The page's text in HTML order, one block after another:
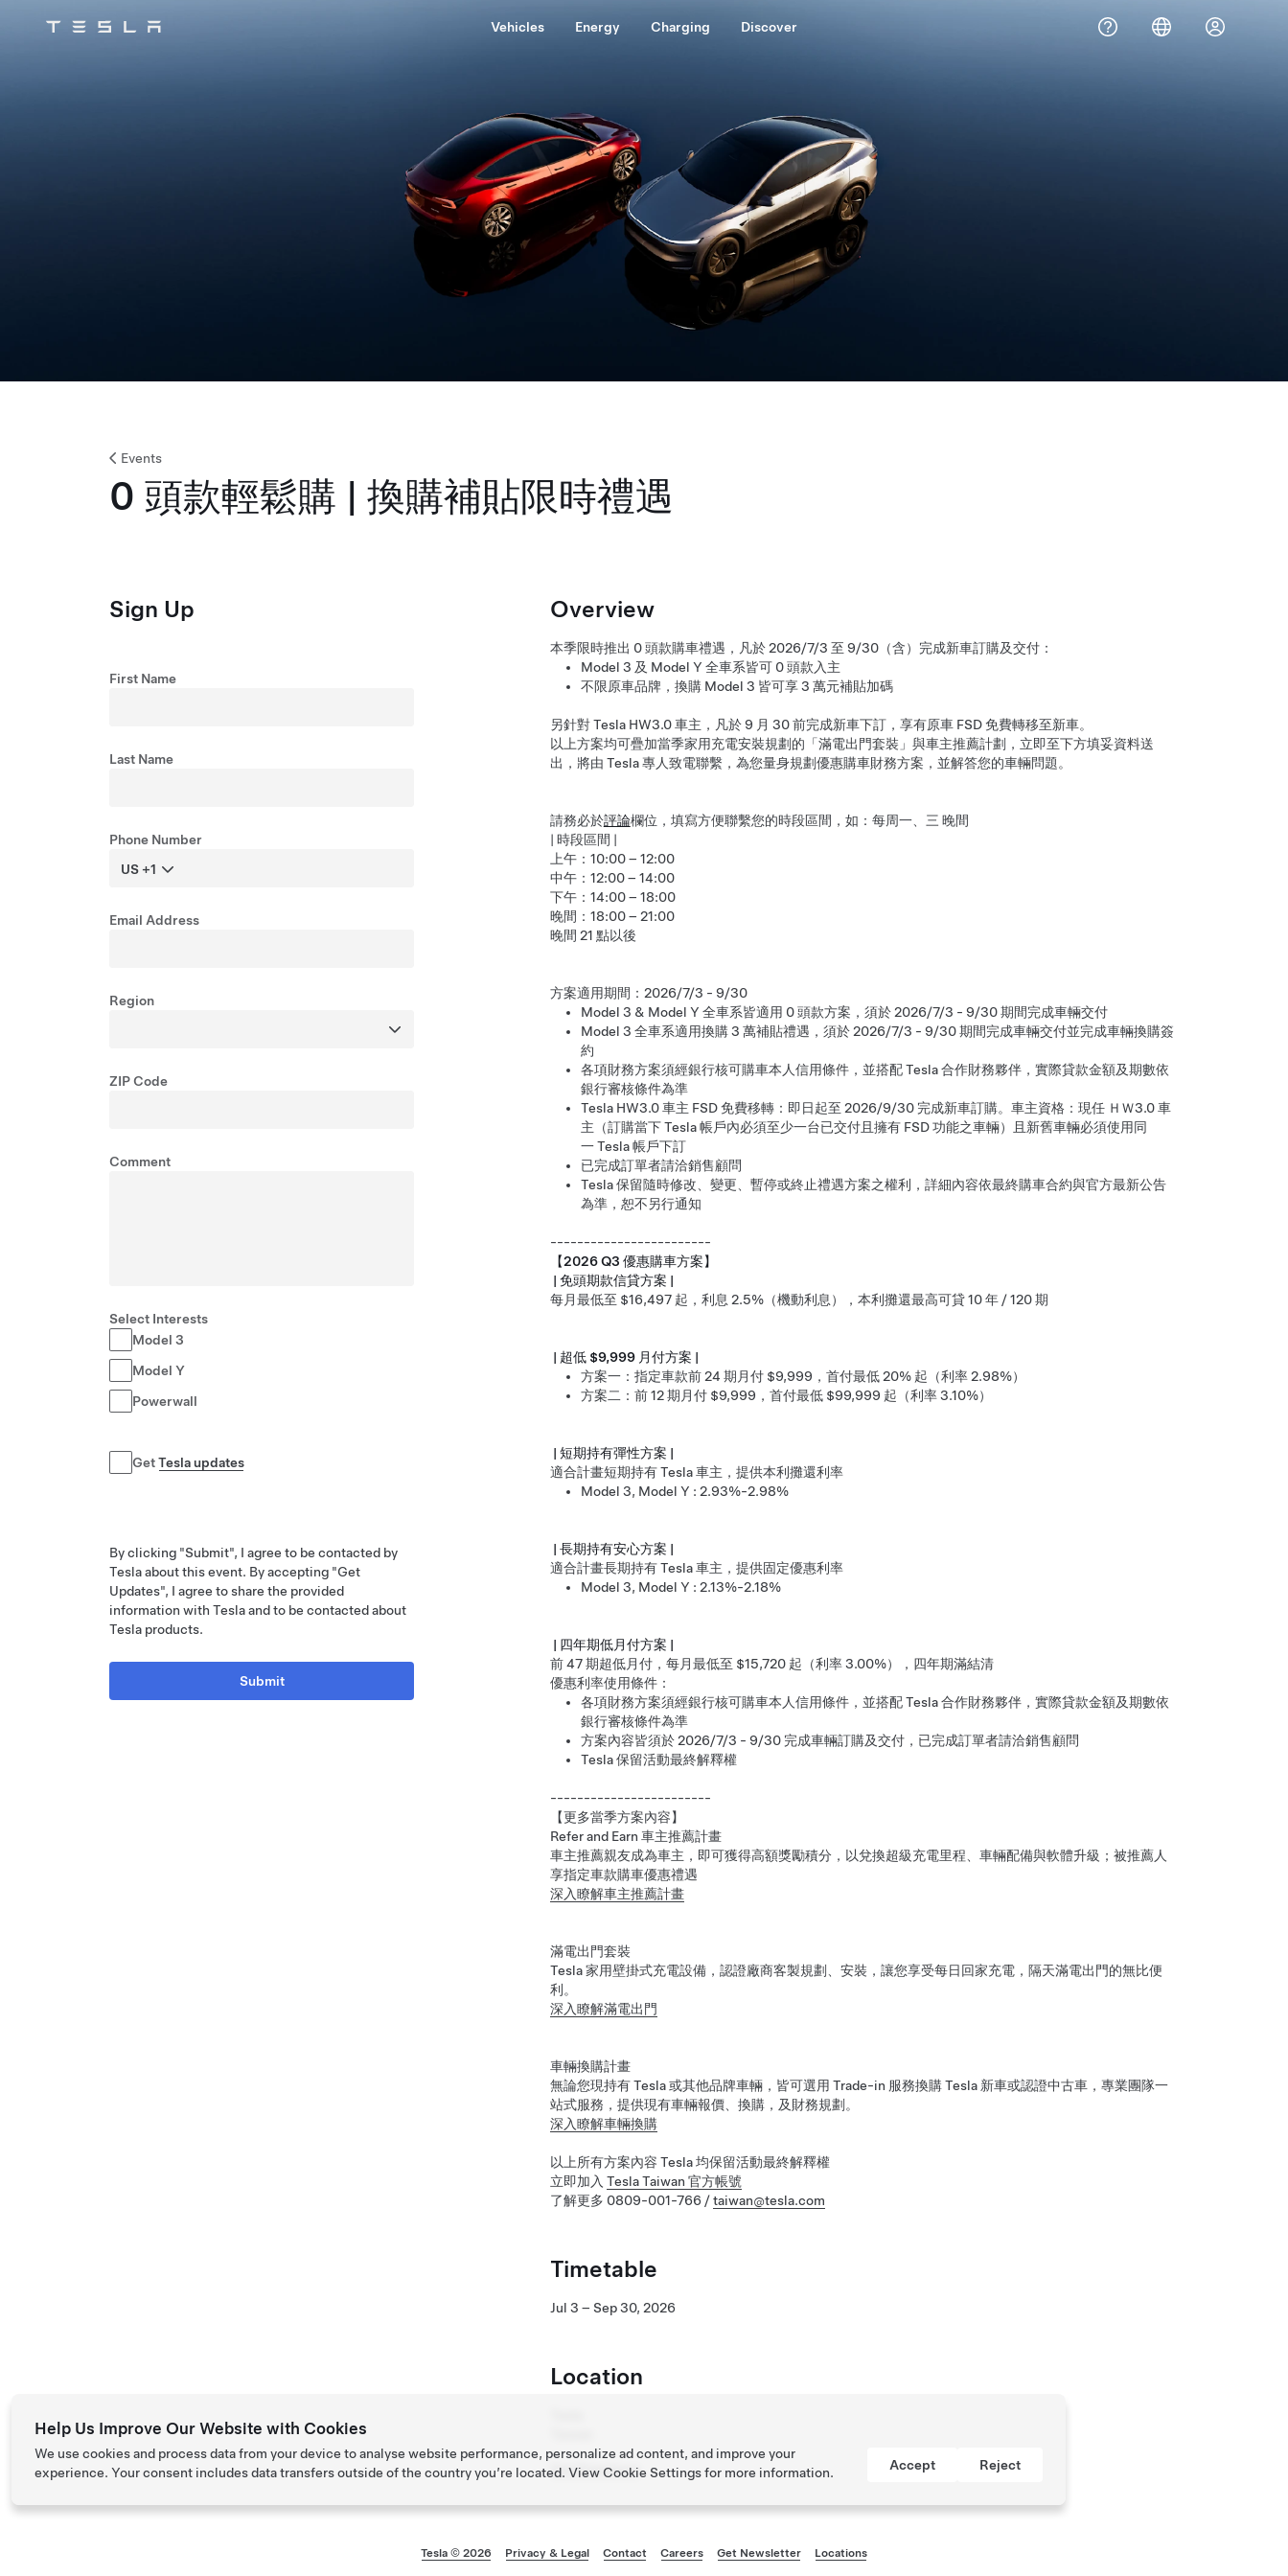
Tesla Vehicles Energy Charging Discover
Events
0 頭款輕鬆購 | 換購補貼限時禮遇
Overview
本季限時推出 0 頭款購車禮遇，凡於 2026/7/3 至 9/30（含）完成新車訂購及交付：
Model 3 及 Model Y 全車系皆可 0 頭款入主
不限原車品牌，換購 Model 3 皆可享 3 萬元補貼加碼
另針對 Tesla HW3.0 車主，凡於 9 月 30 前完成新車下訂，享有原車 FSD 免費轉移至新車。
以上方案均可疊加當季家用充電安裝規劃的「滿電出門套裝」與車主推薦計劃，立即至下方填妥資料送
出，將由 Tesla 專人致電聯繫，為您量身規劃優惠購車財務方案，並解答您的車輛問題。
請務必於評論欄位，填寫方便聯繫您的時段區間，如：每周一、三 晚間
| 時段區間 |
上午：10:00 – 12:00
中午：12:00 – 14:00
下午：14:00 – 18:00
晚間：18:00 – 21:00
晚間 21 點以後
方案適用期間：2026/7/3 - 9/30
Model 3 & Model Y 全車系皆適用 0 頭款方案，須於 2026/7/3 - 9/30 期間完成車輛交付
Model 3 全車系適用換購 3 萬補貼禮遇，須於 2026/7/3 - 9/30 期間完成車輛交付並完成車輛換購簽
約
各項財務方案須經銀行核可購車本人信用條件，並搭配 Tesla 合作財務夥伴，實際貸款金額及期數依
銀行審核條件為準
Tesla HW3.0 車主 FSD 免費移轉：即日起至 2026/9/30 完成新車訂購。車主資格：現任 ＨＷ3.0 車
主（訂購當下 Tesla 帳戶內必須至少一台已交付且擁有 FSD 功能之車輛）且新舊車輛必須使用同
一 Tesla 帳戶下訂
已完成訂單者請洽銷售顧問
Tesla 保留隨時修改、變更、暫停或終止禮遇方案之權利，詳細內容依最終購車合約與官方最新公告
為準，恕不另行通知
------------------------
【2026 Q3 優惠購車方案】
| 免頭期款信貸方案 |
每月最低至 $16,497 起，利息 2.5%（機動利息），本利攤還最高可貸 10 年 / 120 期
| 超低 $9,999 月付方案 |
方案一：指定車款前 24 期月付 $9,999，首付最低 20% 起（利率 2.98%）
方案二：前 12 期月付 $9,999，首付最低 $99,999 起（利率 3.10%）
| 短期持有彈性方案 |
適合計畫短期持有 Tesla 車主，提供本利攤還利率
Model 3, Model Y : 2.93%-2.98%
| 長期持有安心方案 |
適合計畫長期持有 Tesla 車主，提供固定優惠利率
Model 3, Model Y : 2.13%-2.18%
| 四年期低月付方案 |
前 47 期超低月付，每月最低至 $15,720 起（利率 3.00%），四年期滿結清
優惠利率使用條件：
各項財務方案須經銀行核可購車本人信用條件，並搭配 Tesla 合作財務夥伴，實際貸款金額及期數依
銀行審核條件為準
方案內容皆須於 2026/7/3 - 9/30 完成車輛訂購及交付，已完成訂單者請洽銷售顧問
Tesla 保留活動最終解釋權
------------------------
【更多當季方案內容】
Refer and Earn 車主推薦計畫
車主推薦親友成為車主，即可獲得高額獎勵積分，以兌換超級充電里程、車輛配備與軟體升級；被推薦人
享指定車款購車優惠禮遇
深入瞭解車主推薦計畫
滿電出門套裝
Tesla 家用壁掛式充電設備，認證廠商客製規劃、安裝，讓您享受每日回家充電，隔天滿電出門的無比便
利。
深入瞭解滿電出門
車輛換購計畫
無論您現持有 Tesla 或其他品牌車輛，皆可選用 Trade-in 服務換購 Tesla 新車或認證中古車，專業團隊一
站式服務，提供現有車輛報價、換購，及財務規劃。
深入瞭解車輛換購
以上所有方案內容 Tesla 均保留活動最終解釋權
立即加入 Tesla Taiwan 官方帳號
了解更多 0809-001-766 /taiwan@tesla.com
Timetable
Jul 3 – Sep 30, 2026
Location
Get Directions
Sign Up
First Name
Last Name
Phone Number
US +1
Email Address
Region
ZIP Code
Comment
Select Interests
Model 3
Model Y
Powerwall
GetTesla updates
By clicking "Submit", I agree to be contacted by
Tesla about this event. By accepting "Get
Updates", I agree to share the provided
information with Tesla and to be contacted about
Tesla products.
Submit
Tesla © 2026 Privacy & Legal Contact Careers Get Newsletter Locations
Help Us Improve Our Website with Cookies
We use cookies and process data from your device to analyse website performance, personalize ad content, and improve your
experience. Your consent includes data transfers outside of the country you’re located. View Cookie Settingsfor more information. Accept Reject